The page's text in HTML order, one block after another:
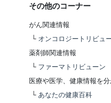
その他のコーナー
がん関連情報
└ オンコロジートリビュ
薬剤師関連情報
└ ファーマトリビューン
医療や医学、健康情報を
└ あなたの健康百科